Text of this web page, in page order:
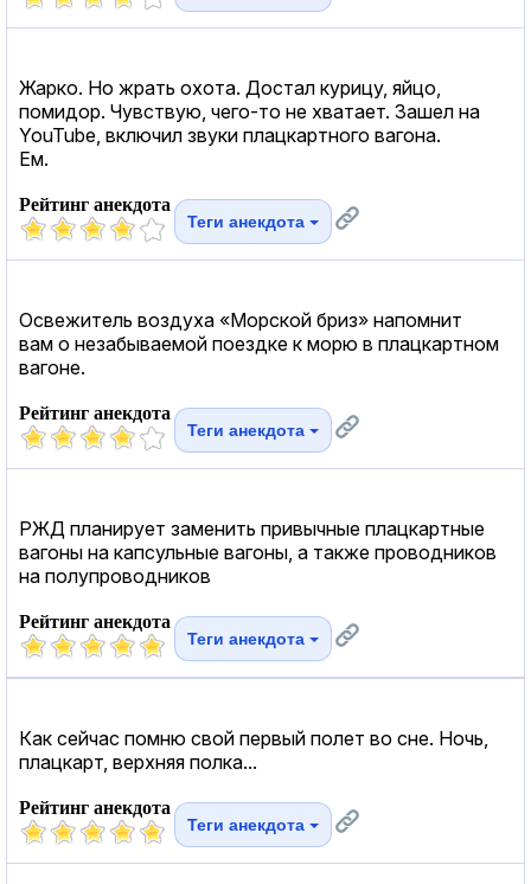
Жарко. Но жрать охота. Достал курицу, яйцо,
помидор. Чувствую, чего-то не хватает. Зашел на
YouTube, включил звуки плацкартного вагона.
Ем.
Рейтинг анекдота
Теги анекдота
Освежитель воздуха «Морской бриз» напомнит
вам о незабываемой поездке к морю в плацкартном
вагоне.
Рейтинг анекдота
Теги анекдота
РЖД планирует заменить привычные плацкартные
вагоны на капсульные вагоны, а также проводников
на полупроводников
Рейтинг анекдота
Теги анекдота
Как сейчас помню свой первый полет во сне. Ночь,
плацкарт, верхняя полка...
Рейтинг анекдота
Теги анекдота